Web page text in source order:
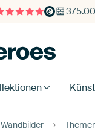
Wandbilder